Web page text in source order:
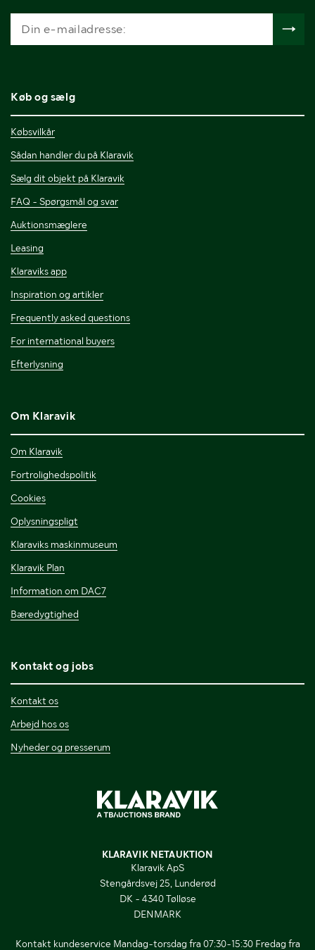
Køb og sælg
Købsvilkår
Sådan handler du på Klaravik
Sælg dit objekt på Klaravik
FAQ - Spørgsmål og svar
Auktionsmæglere
Leasing
Klaraviks app
Inspiration og artikler
Frequently asked questions
For international buyers
Efterlysning
Om Klaravik
Om Klaravik
Fortrolighedspolitik
Cookies
Oplysningspligt
Klaraviks maskinmuseum
Klaravik Plan
Information om DAC7
Bæredygtighed
Kontakt og jobs
Kontakt os
Arbejd hos os
Nyheder og presserum
KLARAVIK NETAUKTION
Klaravik ApS
Stengårdsvej 25, Lunderød
DK - 4340 Tølløse
DENMARK
Kontakt kundeservice Mandag-torsdag fra 07:30-15:30 Fredag fra